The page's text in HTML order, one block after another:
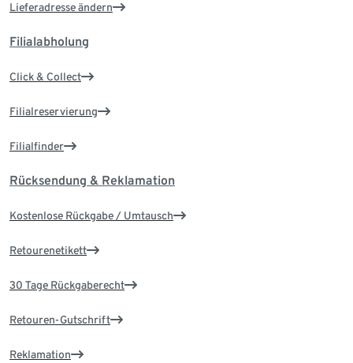
Lieferadresse ändern
Filialabholung
Click & Collect
Filialreservierung
Filialfinder
Rücksendung & Reklamation
Kostenlose Rückgabe / Umtausch
Retourenetikett
30 Tage Rückgaberecht
Retouren-Gutschrift
Reklamation